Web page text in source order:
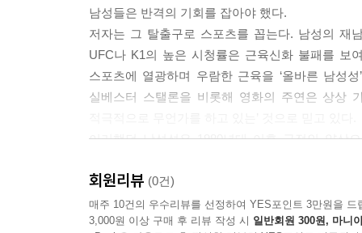
남성들은 반격의 기회를 잡아야 했다.
저자는 그 탈출구로 스포츠를 꼽는다. 남성의 재
UFC나 K1의 높은 시청률은 근육신화 불패를 보
스포츠에 열광하며 우람한 근육을 ‘올바른 남성
실베스터 스탤론을 비롯해 영화의 주연은 상상
이러했던 남성성은 1980년대 이후 극적인 양상
할인매장은 1980년대에 등장해 전세계로 확산
몸매는 예전에 여성의 몸이 그랬던 것처럼 에로
증가해 5억 5천 7백만 파운드에 달하는 호황을 누
회원리뷰 (0건)
매주 10건의 우수리뷰를 선정하여 YES포인트 3만원을 드
3,000원 이상 구매 후 리뷰 작성 시 일반회원 300원, 마니